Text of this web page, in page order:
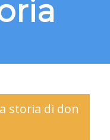
storia di don